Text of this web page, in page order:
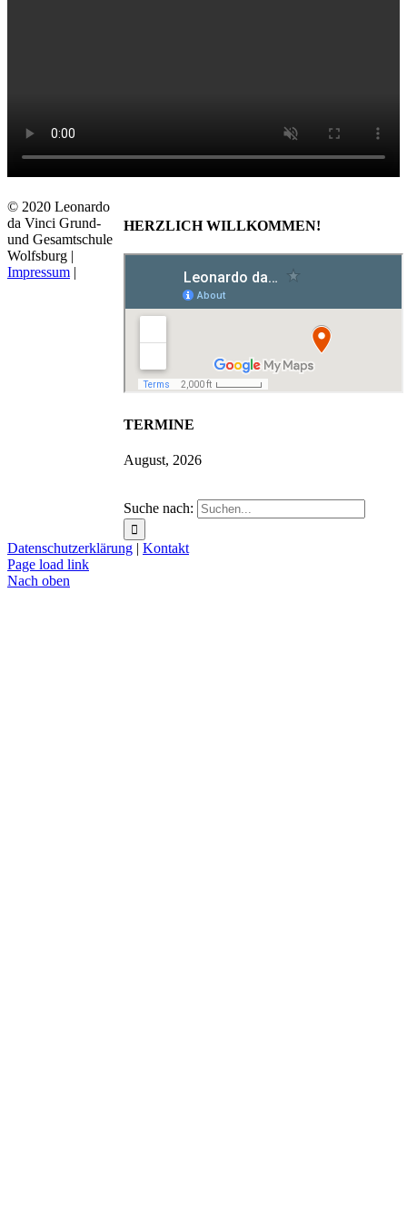
HERZLICH WILLKOMMEN!
TERMINE
August, 2026
Suche nach:
© 2020 Leonardo
da Vinci Grund-
und Gesamtschule
Wolfsburg |
Impressum |
Datenschutzerklärung | Kontakt
Page load link
Nach oben